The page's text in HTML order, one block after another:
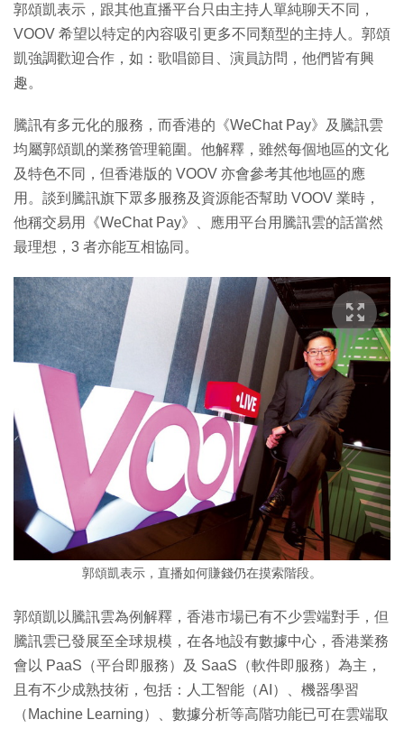
郭頌凱表示，跟其他直播平台只由主持人單純聊天不同，
VOOV 希望以特定的內容吸引更多不同類型的主持人。郭頌
凱強調歡迎合作，如：歌唱節目、演員訪問，他們皆有興
趣。
騰訊有多元化的服務，而香港的《WeChat Pay》及騰訊雲
均屬郭頌凱的業務管理範圍。他解釋，雖然每個地區的文化
及特色不同，但香港版的 VOOV 亦會參考其他地區的應
用。談到騰訊旗下眾多服務及資源能否幫助 VOOV 業時，
他稱交易用《WeChat Pay》、應用平台用騰訊雲的話當然
最理想，3 者亦能互相協同。
郭頌凱表示，直播如何賺錢仍在摸索階段。
郭頌凱以騰訊雲為例解釋，香港市場已有不少雲端對手，但
騰訊雲已發展至全球規模，在各地設有數據中心，香港業務
會以 PaaS（平台即服務）及 SaaS（軟件即服務）為主，
且有不少成熟技術，包括：人工智能（AI）、機器學習
（Machine Learning）、數據分析等高階功能已可在雲端取